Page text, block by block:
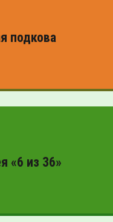
подкова
«6 из 36»